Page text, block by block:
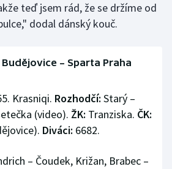
teď jsem rád, že se držíme od
dodal dánský kouč.
Budějovice – Sparta Praha
Krasniqi. Rozhodčí: Starý –
(video). ŽK: Tranziska. ČK:
Diváci: 6682.
– Čoudek, Križan, Brabec –